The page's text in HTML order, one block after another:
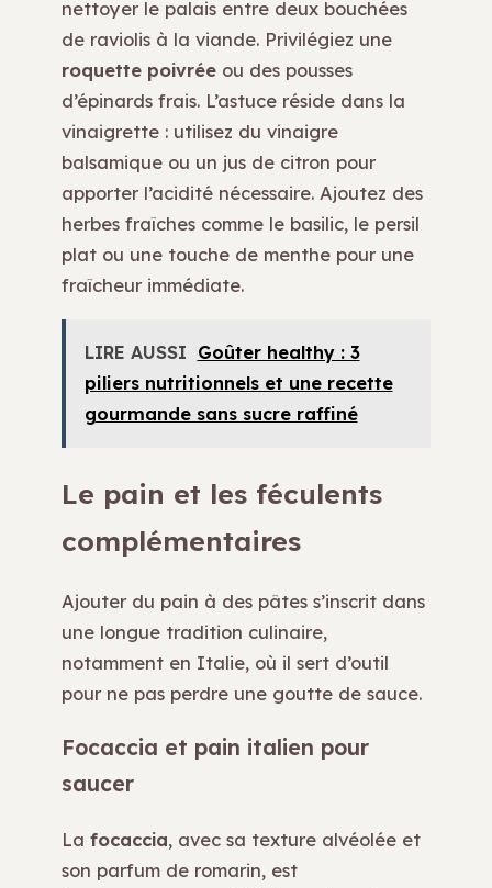
nettoyer le palais entre deux bouchées
de raviolis à la viande. Privilégiez une
roquette poivrée ou des pousses
d’épinards frais. L’astuce réside dans la
vinaigrette : utilisez du vinaigre
balsamique ou un jus de citron pour
apporter l’acidité nécessaire. Ajoutez des
herbes fraîches comme le basilic, le persil
plat ou une touche de menthe pour une
fraîcheur immédiate.
LIRE AUSSI Goûter healthy : 3
piliers nutritionnels et une recette
gourmande sans sucre raffiné
Le pain et les féculents
complémentaires
Ajouter du pain à des pâtes s’inscrit dans
une longue tradition culinaire,
notamment en Italie, où il sert d’outil
pour ne pas perdre une goutte de sauce.
Focaccia et pain italien pour
saucer
La focaccia, avec sa texture alvéolée et
son parfum de romarin, est